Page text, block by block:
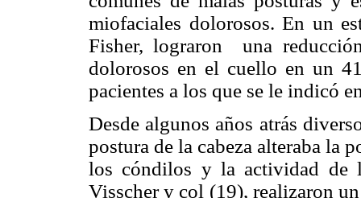
miofaciales dolorosos. En un
Fisher, lograron una
dolorosos en el cuello en un
pacientes a los que se le indicó
Desde algunos años atrás
postura de la cabeza alteraba la
los cóndilos y la actividad de
Visscher y col (19), realizaron